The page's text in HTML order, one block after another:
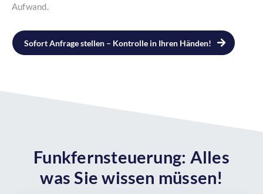
Aufwand.
Sofort Anfrage stellen – Kontrolle in Ihren Händen!
Funkfernsteuerung: Alles
was Sie wissen müssen!